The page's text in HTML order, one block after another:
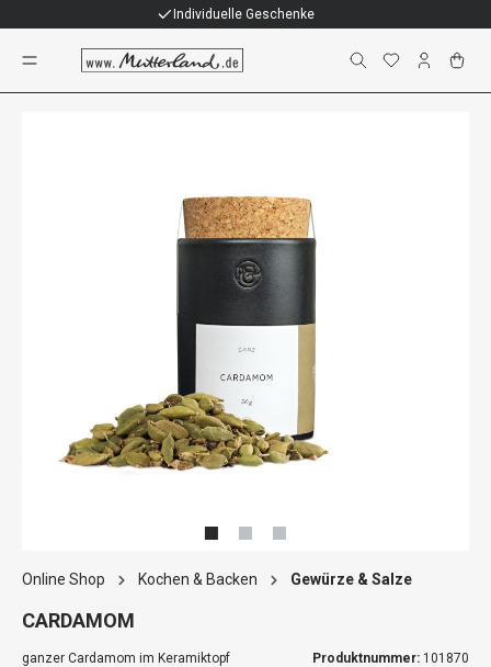
Individuelle Geschenke
Online Shop Kochen & Backen Gewürze & Salze
CARDAMOM
ganzer Cardamom im Keramiktopf Produktnummer: 101870